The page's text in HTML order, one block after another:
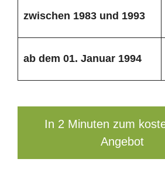
zwischen 1983 und 1993
ab dem 01. Januar 1994
In 2 Minuten zum
Angebot